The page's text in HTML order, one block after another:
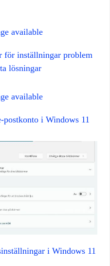
för inställningar problem
lösningar
i Windows 11
i Windows 11